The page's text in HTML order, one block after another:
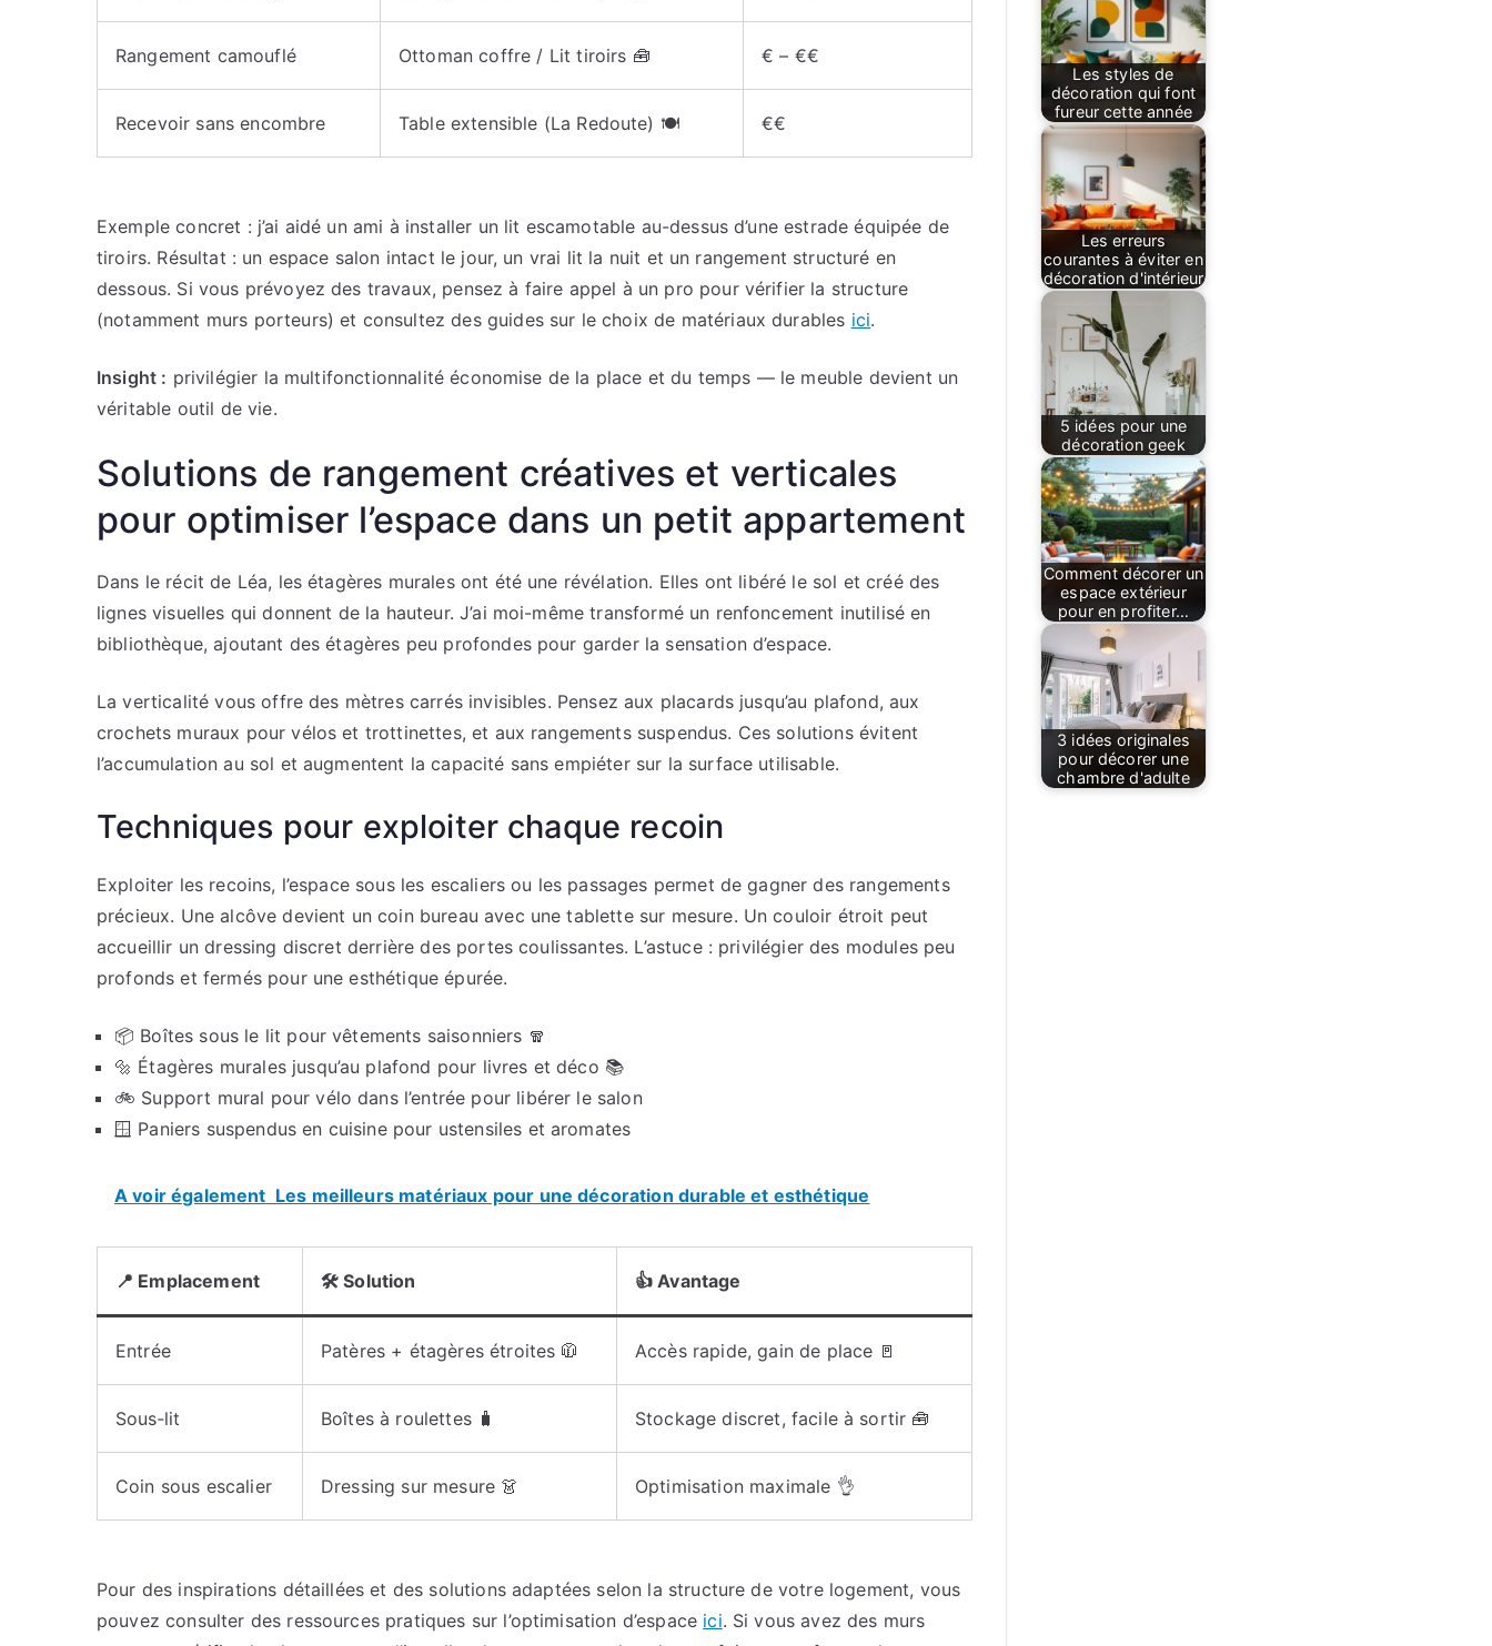
Rangement camouflé Ottoman coffre / Lit tiroirs 🧰 € – €€
Recevoir sans encombre Table extensible (La Redoute) 🍽️ €€
Exemple concret : j’ai aidé un ami à installer un lit escamotable au-dessus d’une estrade équipée de
tiroirs. Résultat : un espace salon intact le jour, un vrai lit la nuit et un rangement structuré en
dessous. Si vous prévoyez des travaux, pensez à faire appel à un pro pour vérifier la structure
(notamment murs porteurs) et consultez des guides sur le choix de matériaux durables ici.
Insight : privilégier la multifonctionnalité économise de la place et du temps — le meuble devient un
véritable outil de vie.
Solutions de rangement créatives et verticales
pour optimiser l’espace dans un petit appartement
Dans le récit de Léa, les étagères murales ont été une révélation. Elles ont libéré le sol et créé des
lignes visuelles qui donnent de la hauteur. J’ai moi-même transformé un renfoncement inutilisé en
bibliothèque, ajoutant des étagères peu profondes pour garder la sensation d’espace.
La verticalité vous offre des mètres carrés invisibles. Pensez aux placards jusqu’au plafond, aux
crochets muraux pour vélos et trottinettes, et aux rangements suspendus. Ces solutions évitent
l’accumulation au sol et augmentent la capacité sans empiéter sur la surface utilisable.
Techniques pour exploiter chaque recoin
Exploiter les recoins, l’espace sous les escaliers ou les passages permet de gagner des rangements
précieux. Une alcôve devient un coin bureau avec une tablette sur mesure. Un couloir étroit peut
accueillir un dressing discret derrière des portes coulissantes. L’astuce : privilégier des modules peu
profonds et fermés pour une esthétique épurée.
📦 Boîtes sous le lit pour vêtements saisonniers 🧣
🔩 Étagères murales jusqu’au plafond pour livres et déco 📚
🚲 Support mural pour vélo dans l’entrée pour libérer le salon
🪟 Paniers suspendus en cuisine pour ustensiles et aromates
A voir également Les meilleurs matériaux pour une décoration durable et esthétique
📍 Emplacement 🛠️ Solution 👍 Avantage
Entrée Patères + étagères étroites 🧥 Accès rapide, gain de place 🚪
Sous‑lit Boîtes à roulettes 🧳 Stockage discret, facile à sortir 🧰
Coin sous escalier Dressing sur mesure 👗 Optimisation maximale 👌
Pour des inspirations détaillées et des solutions adaptées selon la structure de votre logement, vous
pouvez consulter des ressources pratiques sur l’optimisation d’espace ici. Si vous avez des murs
Les styles de
décoration qui font
fureur cette année
Les erreurs
courantes à éviter en
décoration d'intérieur
5 idées pour une
décoration geek
Comment décorer un
espace extérieur
pour en profiter…
3 idées originales
pour décorer une
chambre d'adulte